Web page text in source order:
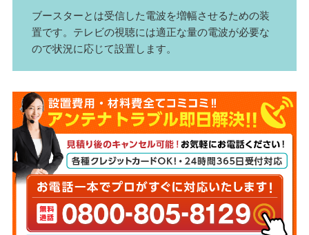
ブースターとは受信した電波を増幅させるための装
置です。テレビの視聴には適正な量の電波が必要な
ので状況に応じて設置します。